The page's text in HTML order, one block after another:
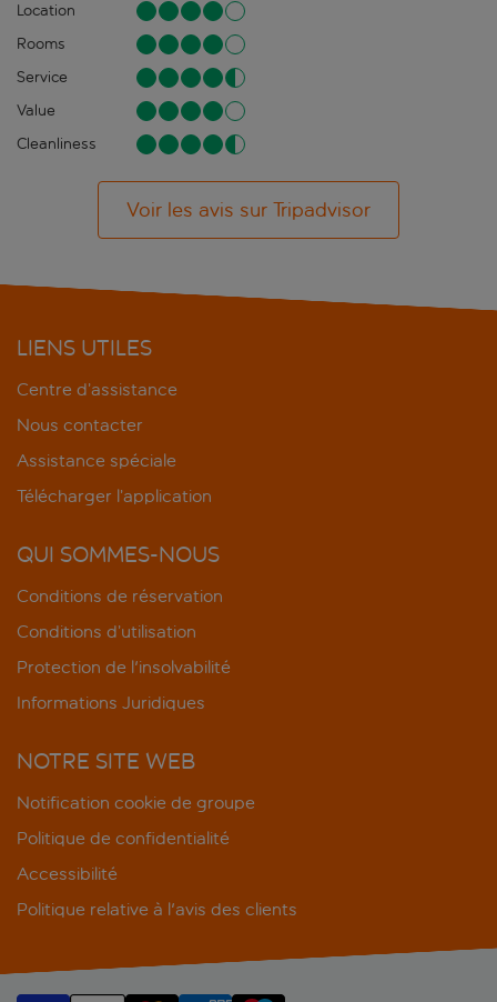
Location
Rooms
Service
Value
Cleanliness
Voir les avis sur Tripadvisor
LIENS UTILES
Centre d’assistance
Nous contacter
Assistance spéciale
Télécharger l’application
QUI SOMMES-NOUS
Conditions de réservation
Conditions d’utilisation
Protection de l'insolvabilité
Informations Juridiques
NOTRE SITE WEB
Notification cookie de groupe
Politique de confidentialité
Accessibilité
Politique relative à l'avis des clients